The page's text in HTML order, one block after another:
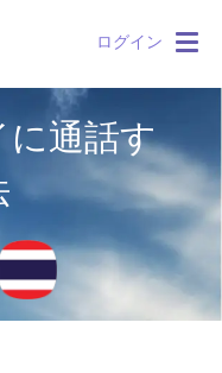
ログイン
に通話す